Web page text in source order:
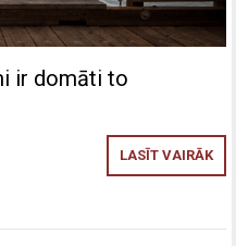
ir domāti to
LASĪT VAIRĀK